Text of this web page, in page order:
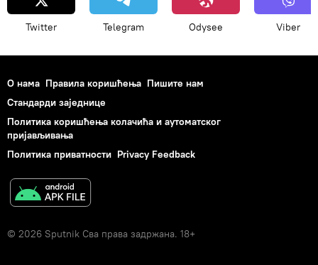
Twitter Telegram Odysee Viber
О нама Правила коришћења Пишите нам
Стандарди заједнице
Политика коришћења колачића и аутоматског
пријављивања
Политика приватности Privacy Feedback
© 2026 Sputnik Сва права задржана. 18+